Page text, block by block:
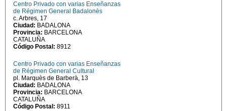
Centro Privado con varias Enseñanzas
de Régimen General Badalonès
c. Arbres, 17
Ciudad: BADALONA
Provincia: BARCELONA
CATALUÑA
Código Postal: 8912
Centro Privado con varias Enseñanzas
de Régimen General Cultural
pl. Marquès de Barberà, 13
Ciudad: BADALONA
Provincia: BARCELONA
CATALUÑA
Código Postal: 8911